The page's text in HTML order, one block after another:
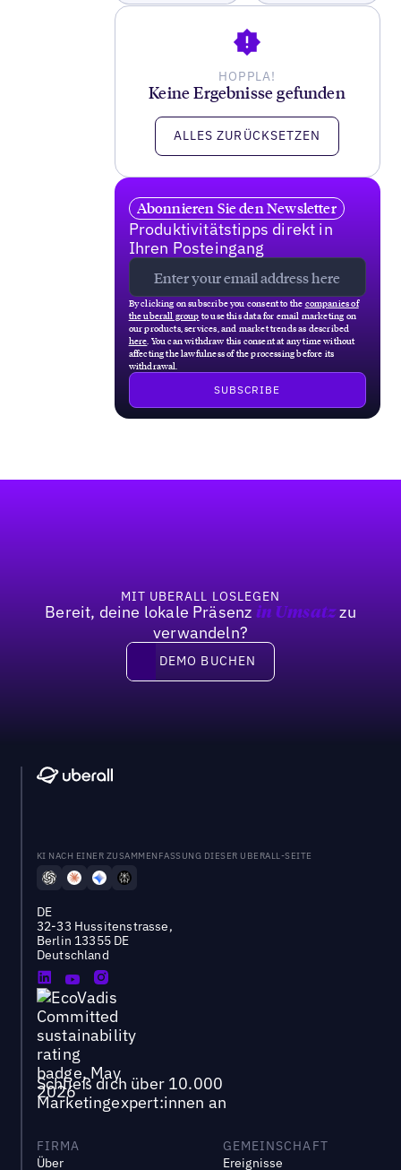
HOPPLA!
Keine Ergebnisse gefunden
ALLES ZURÜCKSETZEN
Abonnieren Sie den Newsletter
Produktivitätstipps direkt in
Ihren Posteingang
By clicking on subscribe you consent to the companies of
the uberall group to use this data for email marketing on
our products, services, and market trends as described
here. You can withdraw this consent at any time without
affecting the lawfulness of the processing before its
withdrawal.
MIT UBERALL LOSLEGEN
Bereit, deine lokale Präsenz in Umsatzzu
verwandeln?
DEMO BUCHEN
DEMO BUCHEN
KI NACH EINER ZUSAMMENFASSUNG DIESER UBERALL-SEITE
DE
32-33 Hussitenstrasse,
Berlin 13355 DE
Deutschland
Schließ dich über 10.000
Marketingexpert:innen an
FIRMA
Über
GEMEINSCHAFT
Ereignisse